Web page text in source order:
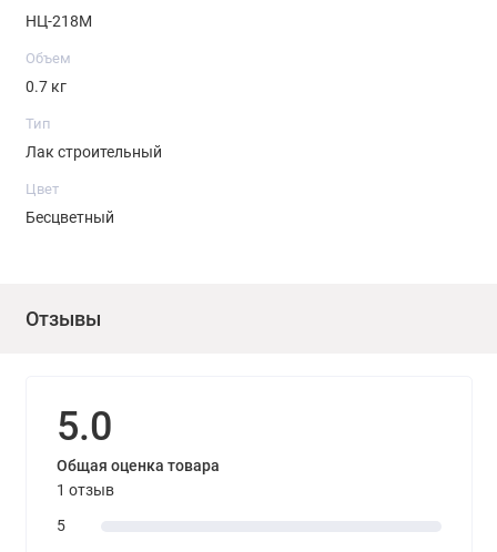
НЦ-218М
Объем
0.7 кг
Тип
Лак строительный
Цвет
Бесцветный
Отзывы
5.0
Общая оценка товара
1 отзыв
5